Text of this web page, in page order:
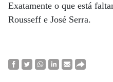
Exatamente o que está
Rousseff e José Serra.